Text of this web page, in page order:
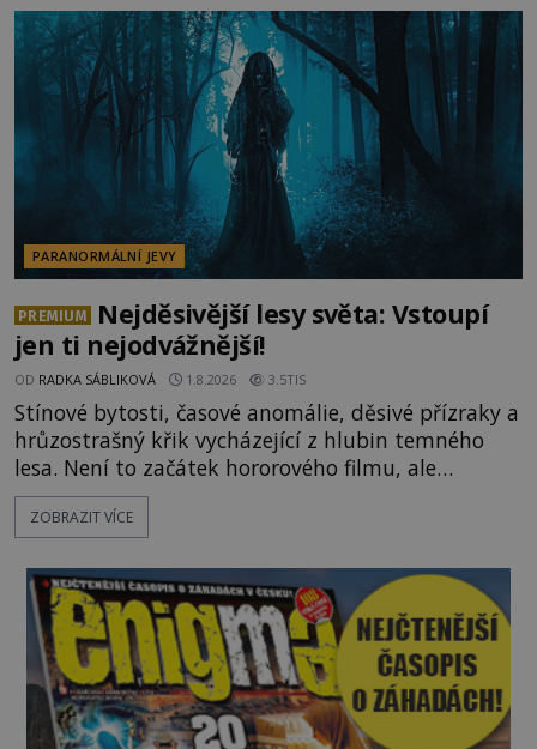
vyplouváme,“ sdělí jim. „Kam máme namířeno,
kapitáne?“ zeptá se ho jeden z templářů. „Do Sk
PARANORMÁLNÍ JEVY
PREMIUM
Nejděsivější lesy světa: Vstoupí
jen ti nejodvážnější!
OD RADKA SÁBLIKOVÁ 1.8.2026 3.5TIS
Stínové bytosti, časové anomálie, děsivé přízraky a
hrůzostrašný křik vycházející z hlubin temného
lesa. Není to začátek hororového filmu, ale
události, které popisují návštěvníci lesů, které jsou
označovány jako nejděsivější na světě. Lidé bydlící
vyhýbají! Už jste o těchto lesích slyšeli? A odvážili
byste se je navštívit? [gallery ids="17
ZOBRAZIT VÍCE